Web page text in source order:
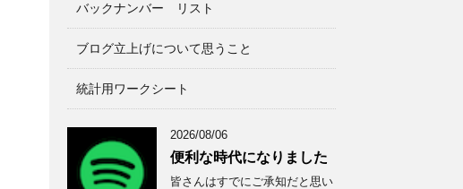
リバックナンバー リスト
ブログ立上げについて思うこと
統計用ワークシート
2026/08/06
便利な時代になりました
皆さんはすでにご承知だと思い